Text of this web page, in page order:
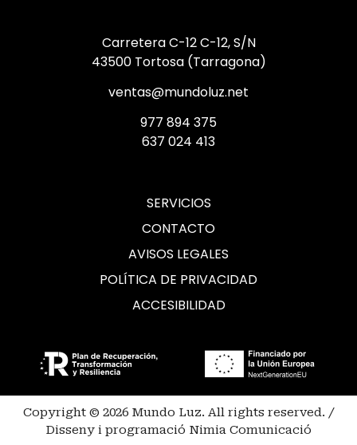
Carretera C-12 C-12, S/N
43500 Tortosa (Tarragona)
ventas@mundoluz.net
977 894 375
637 024 413
SERVICIOS
CONTACTO
AVISOS LEGALES
POLÍTICA DE PRIVACIDAD
ACCESIBILIDAD
Copyright © 2026 Mundo Luz. All rights reserved. /
Disseny i programació Nimia Comunicació